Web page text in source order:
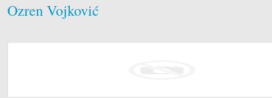
Ozren Vojković